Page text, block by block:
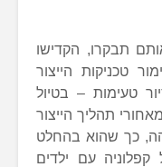
תבקרו, הקדישו
טכניקות הייצור
טעימות – בטיול
תהליך הייצור
כך שהוא בהחלט
קפלוניה עם ילדים